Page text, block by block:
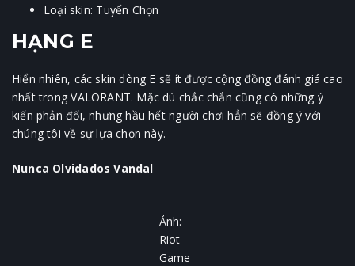
Loại skin: Tuyển Chọn
HẠNG E
Hiển nhiên, các skin dòng E sẽ ít được cộng đồng đánh giá cao
nhất trong VALORANT. Mặc dù chắc chắn cũng có những ý
kiến phản đối, nhưng hầu hết người chơi hẳn sẽ đồng ý với
chúng tôi về sự lựa chọn này.
Nunca Olvidados Vandal
Ảnh:
Riot
Game